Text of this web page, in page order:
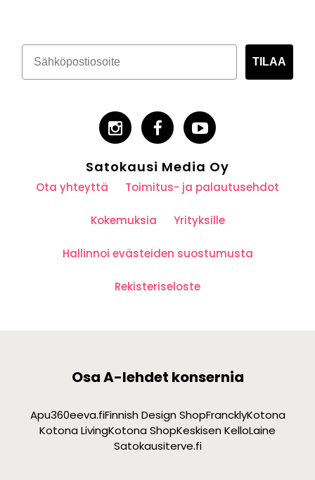
TILAA
Satokausi Media Oy
Ota yhteyttä Toimitus- ja palautusehdot
Kokemuksia Yrityksille
Hallinnoi evästeiden suostumusta
Rekisteriseloste
Osa A-lehdet konsernia
Apu360eeva.fiFinnish Design ShopFrancklyKotona
Kotona LivingKotona ShopKeskisen KelloLaine
Satokausiterve.fi